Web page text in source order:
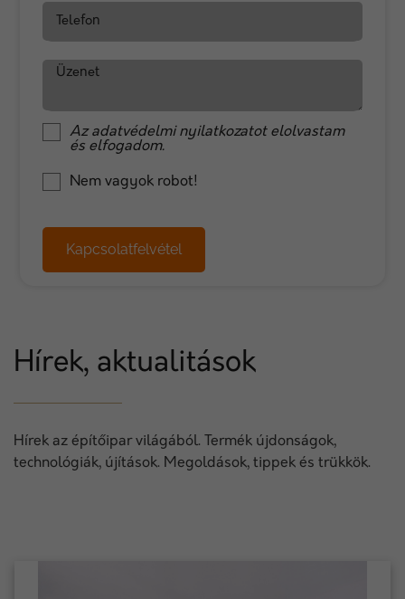
Telefon
Üzenet
Azadatvédelmi nyilatkozatot elolvastam
és elfogadom.
Nem vagyok robot!
Kapcsolatfelvétel
Hírek, aktualitások
Hírek az építőipar világából. Termék újdonságok,
technológiák, újítások. Megoldások, tippek és trükkök.